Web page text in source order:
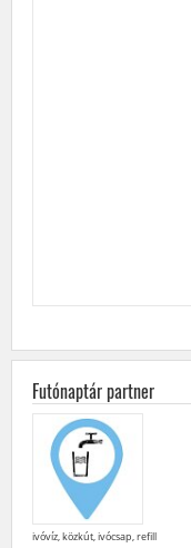
Futónaptár partner
ivóvíz, közkút, ivócsap, refill